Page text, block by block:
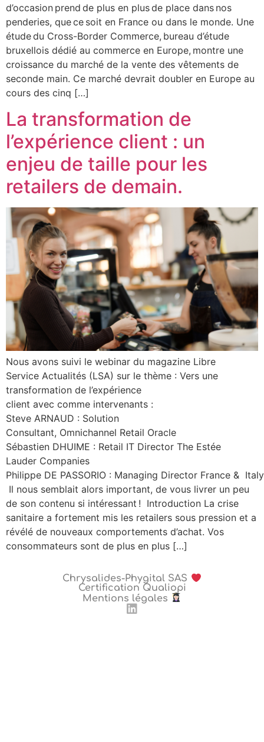
d’occasion prend de plus en plus de place dans nos
penderies, que ce soit en France ou dans le monde. Une
étude du Cross-Border Commerce, bureau d’étude
bruxellois dédié au commerce en Europe, montre une
croissance du marché de la vente des vêtements de
seconde main. Ce marché devrait doubler en Europe au
cours des cinq […]
La transformation de
l’expérience client : un
enjeu de taille pour les
retailers de demain.
Nous avons suivi le webinar du magazine Libre
Service Actualités (LSA) sur le thème : Vers une
transformation de l’expérience
client avec comme intervenants :
Steve ARNAUD : Solution
Consultant, Omnichannel Retail Oracle
Sébastien DHUIME : Retail IT Director The Estée
Lauder Companies
Philippe DE PASSORIO : Managing Director France &
Il nous semblait alors important, de vous livrer un peu
de son contenu si intéressant ! Introduction La crise
sanitaire a fortement mis les retailers sous pression et a
révélé de nouveaux comportements d’achat. Vos
consommateurs sont de plus en plus […]
Chrysalides-Phygital SAS
Certification Qualiopi
Mentions légales